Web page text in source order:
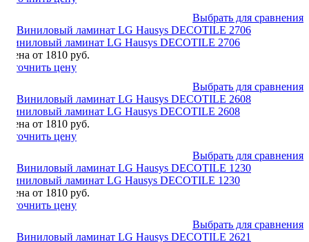
Выбрать для сравнения
Виниловый ламинат LG Hausys DECOTILE 2706
Цена от 1810 руб.
Уточнить цену
Выбрать для сравнения
Виниловый ламинат LG Hausys DECOTILE 2608
Цена от 1810 руб.
Уточнить цену
Выбрать для сравнения
Виниловый ламинат LG Hausys DECOTILE 1230
Цена от 1810 руб.
Уточнить цену
Выбрать для сравнения